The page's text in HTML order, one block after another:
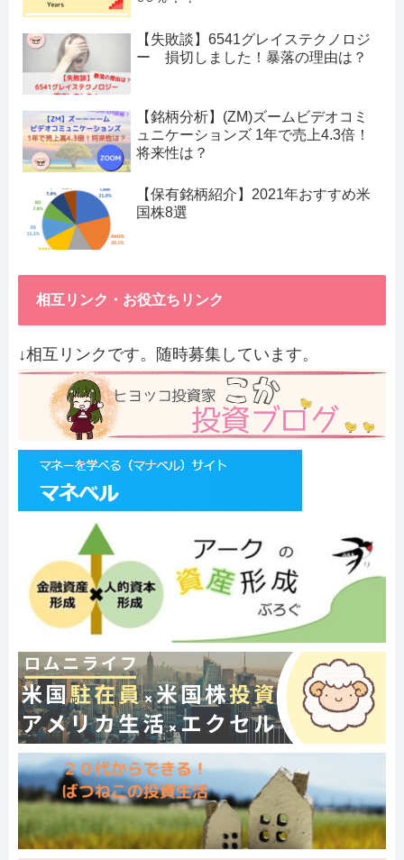
【失敗談】6541グレイステクノロジ
ー 損切しました！暴落の理由は？
【銘柄分析】(ZM)ズームビデオコミ
ュニケーションズ 1年で売上4.3倍！
将来性は？
【保有銘柄紹介】2021年おすすめ米
国株8選
相互リンク・お役立ちリンク
↓相互リンクです。随時募集しています。